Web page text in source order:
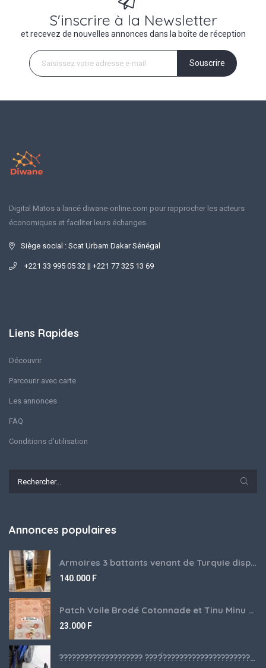
S'inscrire à la Newsletter
et recevez de nouvelles annonces dans la boîte de réception
Souscrire
Digital Matos a lancé diwane-online.com pour rapprocher les acteurs
économiques et faciliter leurs échanges.
Siège social : Scat Urbam Dakar Sénégal
+221 33 995 05 32 || +221 77 325 13 69
Liens Rapides
Découvrir
Parcourir avec carte
Les annonces
FAQ
Conditions d’utilisation
Annonces populaires
Armoires 3 battants venant de Turquie disponibles
140.000 F
Patch Voile Brodé Cotonnade et Tinu Minu de l’Inde ???????? ????
23.000 F
???????????????????? ????́???????????????????????????????????????? à vendre